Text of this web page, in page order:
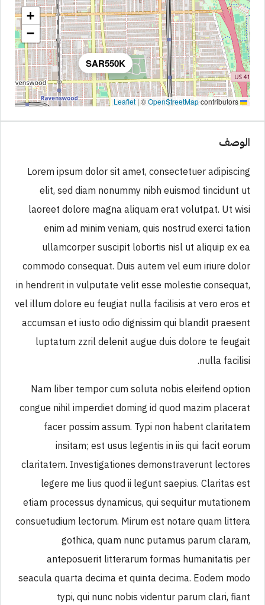
SAR550K
+
−
Leaflet
|©OpenStreetMapcontributors
الوصف
Lorem ipsum dolor sit amet, consectetuer adipiscing
elit, sed diam nonummy nibh euismod tincidunt ut
laoreet dolore magna aliquam erat volutpat. Ut wisi
enim ad minim veniam, quis nostrud exerci tation
ullamcorper suscipit lobortis nisl ut aliquip ex ea
commodo consequat. Duis autem vel eum iriure dolor
in hendrerit in vulputate velit esse molestie consequat,
vel illum dolore eu feugiat nulla facilisis at vero eros et
accumsan et iusto odio dignissim qui blandit praesent
luptatum zzril delenit augue duis dolore te feugait
nulla facilisi.
Nam liber tempor cum soluta nobis eleifend option
congue nihil imperdiet doming id quod mazim placerat
facer possim assum. Typi non habent claritatem
insitam; est usus legentis in iis qui facit eorum
claritatem. Investigationes demonstraverunt lectores
legere me lius quod ii legunt saepius. Claritas est
etiam processus dynamicus, qui sequitur mutationem
consuetudium lectorum. Mirum est notare quam littera
gothica, quam nunc putamus parum claram,
anteposuerit litterarum formas humanitatis per
seacula quarta decima et quinta decima. Eodem modo
typi, qui nunc nobis videntur parum clari, fiant